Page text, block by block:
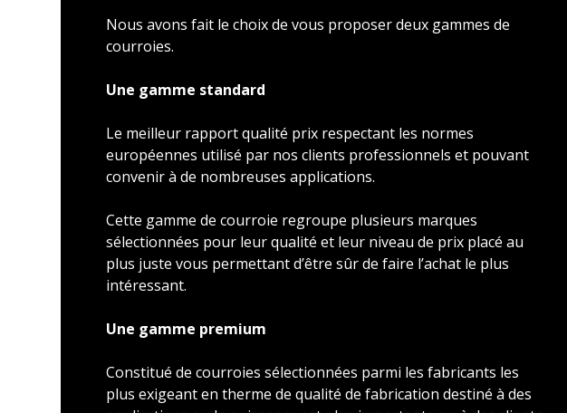
Nous avons fait le choix de vous proposer deux gammes de
courroies.
Une gamme standard
Le meilleur rapport qualité prix respectant les normes
européennes utilisé par nos clients professionnels et pouvant
convenir à de nombreuses applications.
Cette gamme de courroie regroupe plusieurs marques
sélectionnées pour leur qualité et leur niveau de prix placé au
plus juste vous permettant d’être sûr de faire l’achat le plus
intéressant.
Une gamme premium
Constitué de courroies sélectionnées parmi les fabricants les
plus exigeant en therme de qualité de fabrication destiné à des